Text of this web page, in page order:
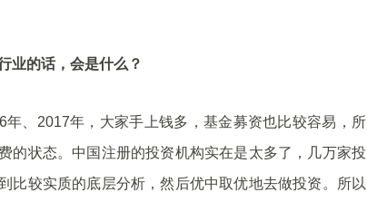
业的话，会是什么？
、2017年，大家手上钱多，基金募资也比较容易，所
的状态。中国注册的投资机构实在是太多了，几万家投
比较实质的底层分析，然后优中取优地去做投资。所以